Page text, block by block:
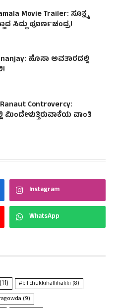
Movie Trailer: ಸೂಕ್ಷ್ಮ
ಸಿದ್ದು ಪೂರ್ಣಚಂದ್ರ!
ಹೊಸಾ ಅವತಾರದಲ್ಲಿ
Controvercy:
ಮಿಂದೇಳುತ್ತಿರುವಾಕೆಯ ವಾಂತಿ
Instagram
WhatsApp
(11) #bilichukkihallihakki (8)
(9)